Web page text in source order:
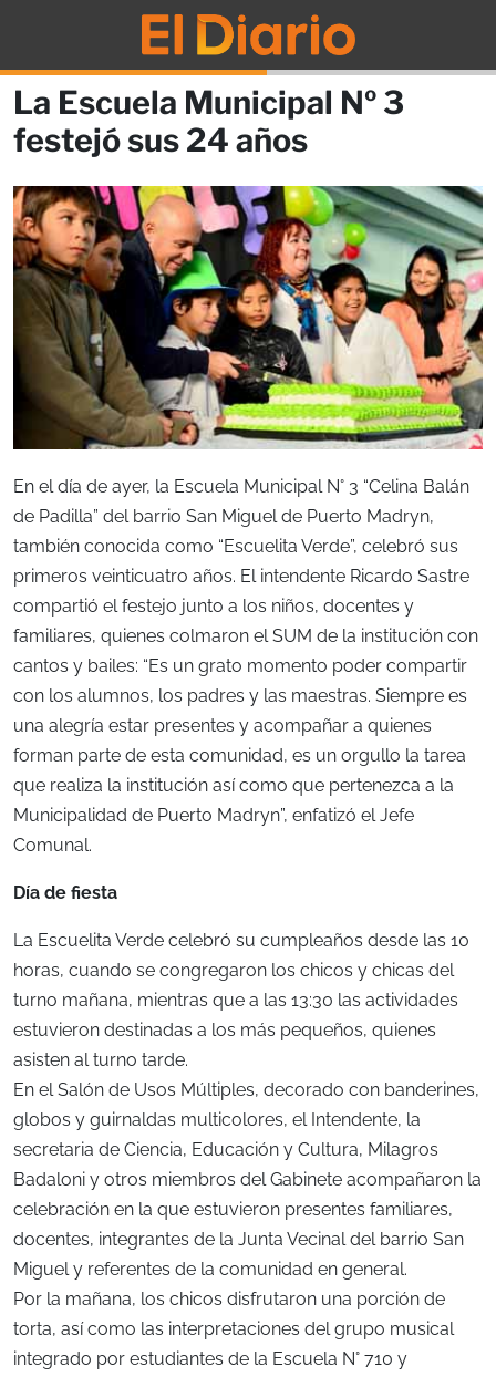
La Escuela Municipal Nº 3
festejó sus 24 años
En el día de ayer, la Escuela Municipal N° 3 “Celina Balán
de Padilla” del barrio San Miguel de Puerto Madryn,
también conocida como “Escuelita Verde”, celebró sus
primeros veinticuatro años. El intendente Ricardo Sastre
compartió el festejo junto a los niños, docentes y
familiares, quienes colmaron el SUM de la institución con
cantos y bailes: “Es un grato momento poder compartir
con los alumnos, los padres y las maestras. Siempre es
una alegría estar presentes y acompañar a quienes
forman parte de esta comunidad, es un orgullo la tarea
que realiza la institución así como que pertenezca a la
Municipalidad de Puerto Madryn”, enfatizó el Jefe
Comunal.
Día de fiesta
La Escuelita Verde celebró su cumpleaños desde las 10
horas, cuando se congregaron los chicos y chicas del
turno mañana, mientras que a las 13:30 las actividades
estuvieron destinadas a los más pequeños, quienes
asisten al turno tarde.
En el Salón de Usos Múltiples, decorado con banderines,
globos y guirnaldas multicolores, el Intendente, la
secretaria de Ciencia, Educación y Cultura, Milagros
Badaloni y otros miembros del Gabinete acompañaron la
celebración en la que estuvieron presentes familiares,
docentes, integrantes de la Junta Vecinal del barrio San
Miguel y referentes de la comunidad en general.
Por la mañana, los chicos disfrutaron una porción de
torta, así como las interpretaciones del grupo musical
integrado por estudiantes de la Escuela N° 710 y